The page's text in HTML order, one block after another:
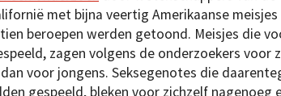
met bijna veertig Amerikaanse meisjes
beroepen werden getoond. Meisjes die
zagen volgens de onderzoekers voor
voor jongens. Seksegenotes die
gespeeld, bleken voor zichzelf nagenoeg